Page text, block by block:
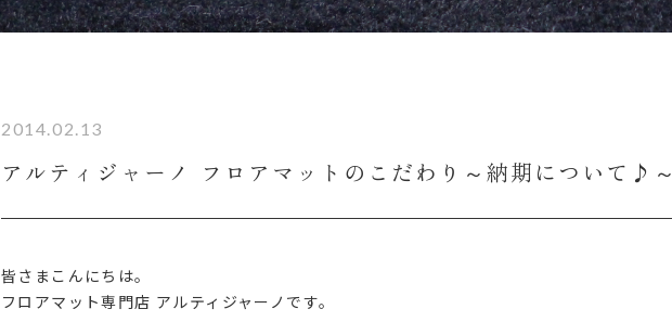
2014.02.13
アルティジャーノ フロアマットのこだわり～納期について♪～
皆さまこんにちは。
フロアマット専門店 アルティジャーノです。